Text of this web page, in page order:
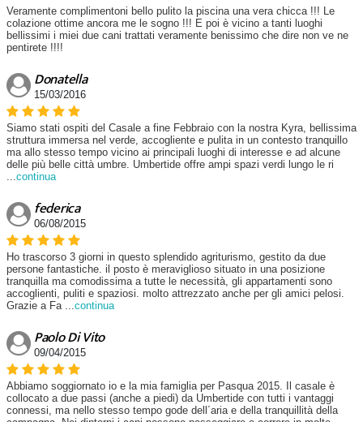
Veramente complimentoni bello pulito la piscina una vera chicca !!! Le
colazione ottime ancora me le sogno !!! E poi è vicino a tanti luoghi
bellissimi i miei due cani trattati veramente benissimo che dire non ve ne
pentirete !!!!
Donatella
15/03/2016
Siamo stati ospiti del Casale a fine Febbraio con la nostra Kyra, bellissima
struttura immersa nel verde, accogliente e pulita in un contesto tranquillo
ma allo stesso tempo vicino ai principali luoghi di interesse e ad alcune
delle più belle città umbre. Umbertide offre ampi spazi verdi lungo le ri
...continua
federica
06/08/2015
Ho trascorso 3 giorni in questo splendido agriturismo, gestito da due
persone fantastiche. il posto è meraviglioso situato in una posizione
tranquilla ma comodissima a tutte le necessità, gli appartamenti sono
accoglienti, puliti e spaziosi. molto attrezzato anche per gli amici pelosi.
Grazie a Fa ...continua
Paolo Di Vito
09/04/2015
Abbiamo soggiornato io e la mia famiglia per Pasqua 2015. Il casale è
collocato a due passi (anche a piedi) da Umbertide con tutti i vantaggi
connessi, ma nello stesso tempo gode dell´aria e della tranquillità della